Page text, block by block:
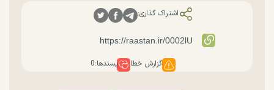
اشتراک گذاری:
گزارش خطا پسندها:0